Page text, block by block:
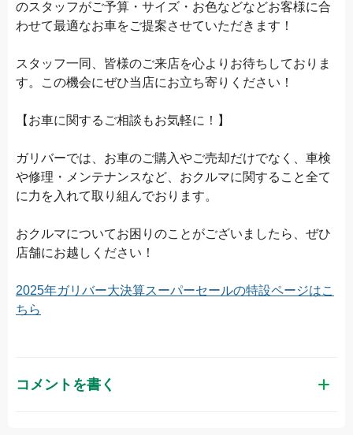
のスタッフがご予算・サイズ・お色などなどお客様に合
わせて最適なお車をご提案させていただきます！
スタッフ一同、皆様のご来店を心よりお待ちしておりま
す。この機会にぜひ当店にお立ち寄りください！
【お車に関するご相談もお気軽に！】
ガリバーでは、お車のご購入やご売却だけでなく、車検
や修理・メンテナンスなど、おクルマに関すること全て
に力を入れて取り組んでおります。
おクルマについてお困りのことがございましたら、ぜひ
店舗にお越しください！
2025年ガリバー大決算スーパーセールの特設ページはこ
ちら
コメントを書く